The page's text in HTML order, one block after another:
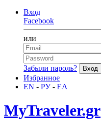
Вход
Facebook
или
Забыли пароль?
Избранное
EN - РУ- ΕΛ
MyTraveler.gr